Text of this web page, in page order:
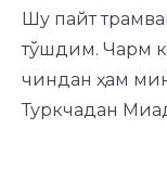
Шу пайт
тўшдим. Чарм
чиндан ҳам
Туркчадан